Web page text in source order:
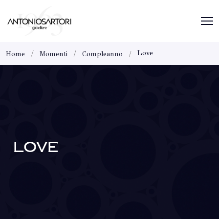
Home Momenti Compleanno Love
LOVE